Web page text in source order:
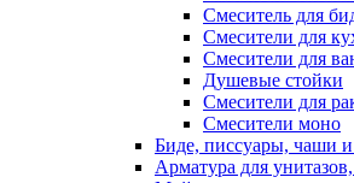
Смеситель для
Смесители для
Смесители для
Душевые стойки
Смесители для
Смесители моно
Биде, писсуары, чаши
Арматура для